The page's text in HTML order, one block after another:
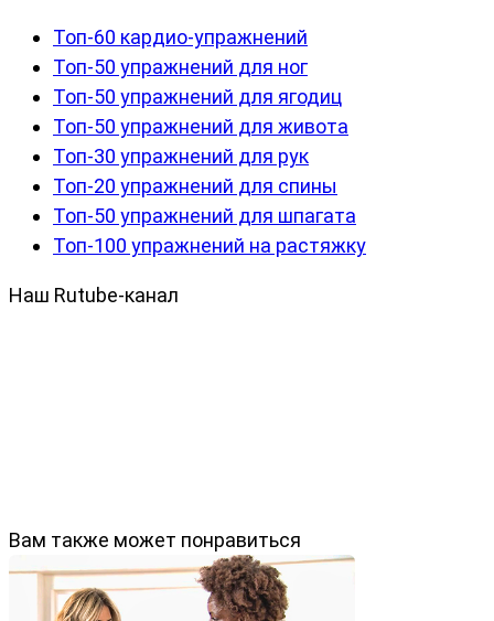
Топ-60 кардио-упражнений
Топ-50 упражнений для ног
Топ-50 упражнений для ягодиц
Топ-50 упражнений для живота
Топ-30 упражнений для рук
Топ-20 упражнений для спины
Топ-50 упражнений для шпагата
Топ-100 упражнений на растяжку
Наш Rutube-канал
Вам также может понравиться